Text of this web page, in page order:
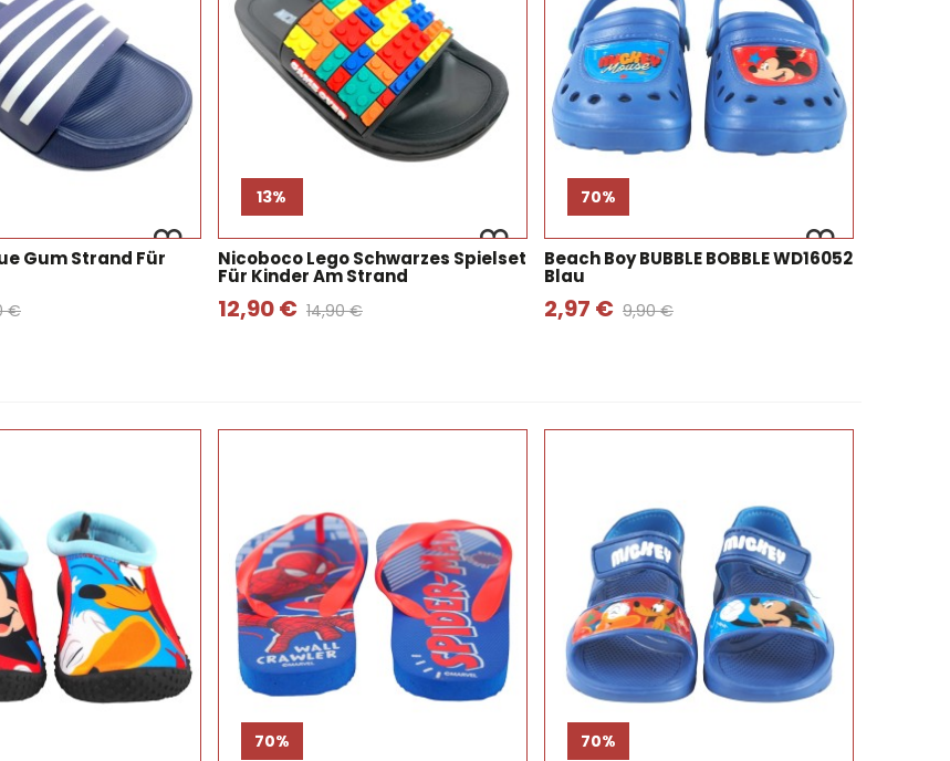
Gum Strand Für
€
13%
Nicoboco Lego Schwarzes Spielset
Für Kinder Am Strand
12,90 € 14,90 €
70%
Beach Boy BUBBLE BOBBLE WD16052
Blau
2,97 € 9,90 €
70% 70%